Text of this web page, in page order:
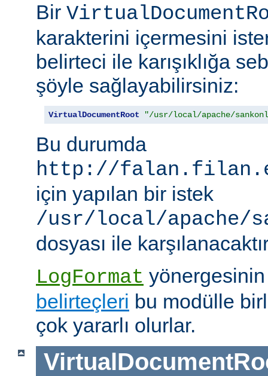
Bir
karakterini içermesini
belirteci ile karışıklığa
şöyle sağlayabilirsiniz:
VirtualDocumentRoot "/usr/local/apache/
Bu durumda
http://
için yapılan bir istek
/usr/local/apache/
dosyası ile
LogFormat
belirteçleri bu modülle
çok yararlı olurlar.